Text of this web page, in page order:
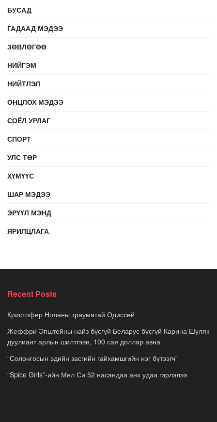
БУСАД
ГАДААД МЭДЭЭ
ЗӨВЛӨГӨӨ
НИЙГЭМ
НИЙТЛЭЛ
ОНЦЛОХ МЭДЭЭ
СОЁЛ УРЛАГ
СПОРТ
УЛС ТӨР
ХҮМҮҮС
ШАР МЭДЭЭ
ЭРҮҮЛ МЭНД
ЯРИЛЦЛАГА
Recent Posts
Кристофер Ноланы трауматай Одиссей
Жеффри Эпштейны найз бүсгүй Беларус бүсгүй Карина Шуляк
дуулиант арлын шилтгээн, 100 сая доллар авна
“Солонгосын эдийн засгийн гайхамшгийн нэг бүтээгч”
“Spice Girls”-ийн Мел Си 52 насандаа анх удаа гэрлэлээ